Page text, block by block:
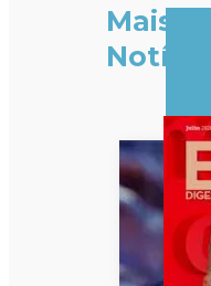
Mais
Notícias